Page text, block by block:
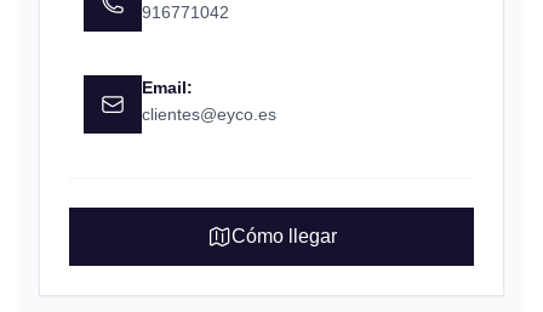
916771042
Email:
clientes@eyco.es
Cómo llegar